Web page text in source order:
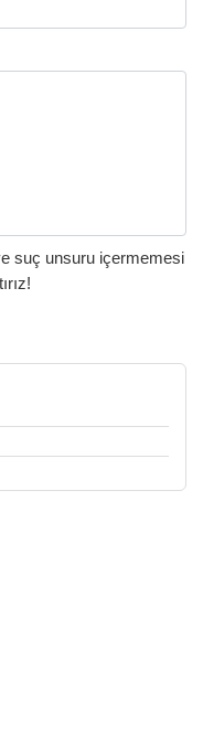
suç unsuru içermemesi